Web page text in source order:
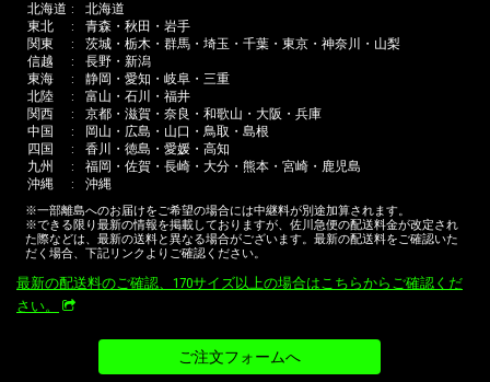
北海道
北海道
東北
青森・秋田・岩手
関東
茨城・栃木・群馬・埼玉・千葉・東京・神奈川・山梨
信越
長野・新潟
東海
静岡・愛知・岐阜・三重
北陸
富山・石川・福井
関西
京都・滋賀・奈良・和歌山・大阪・兵庫
中国
岡山・広島・山口・鳥取・島根
四国
香川・徳島・愛媛・高知
九州
福岡・佐賀・長崎・大分・熊本・宮崎・鹿児島
沖縄
沖縄
※一部離島へのお届けをご希望の場合には中継料が別途加算されます。
※できる限り最新の情報を掲載しておりますが、佐川急便の配送料金が改定され
た際などは、最新の送料と異なる場合がございます。最新の配送料をご確認いた
だく場合、下記リンクよりご確認ください。
最新の配送料のご確認、170サイズ以上の場合はこちらからご確認くだ
さい。